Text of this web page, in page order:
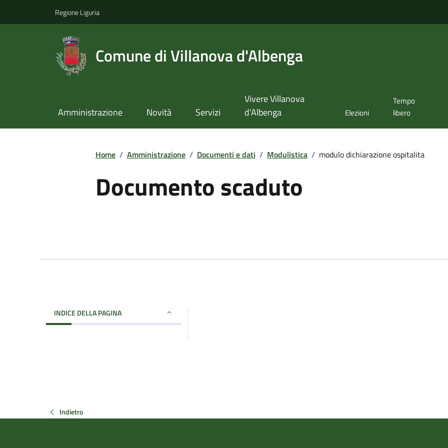
Regione Liguria
Comune di Villanova d'Albenga
Amministrazione Novità Servizi
Vivere Villanova
d'Albenga
Elezioni
Tempo
libero
Home / Amministrazione / Documenti e dati / Modulistica / modulo dichiarazione ospitalita
Documento scaduto
INDICE DELLA PAGINA
Indietro